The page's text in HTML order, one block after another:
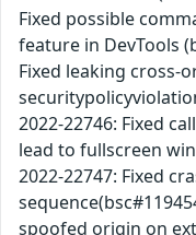
Fixed possible
feature in DevTools
Fixed leaking cross-
2022-22746: Fixed
lead to fullscreen
2022-22747: Fixed
spoofed origin on